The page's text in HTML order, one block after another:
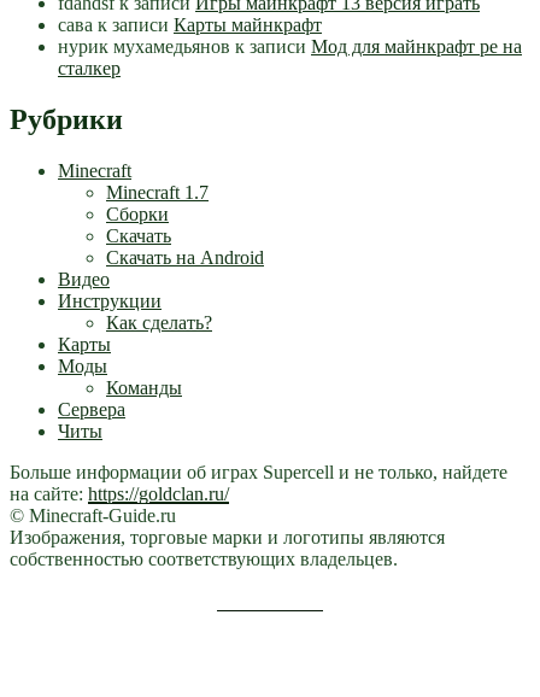
сава к записи Карты майнкрафт
нурик мухамедьянов к записи Мод для майнкрафт pe на
сталкер
Рубрики
Minecraft
Minecraft 1.7
Сборки
Скачать
Скачать на Android
Видео
Инструкции
Как сделать?
Карты
Моды
Команды
Сервера
Читы
Больше информации об играх Supercell и не только, найдете
на сайте: https://goldclan.ru/
© Minecraft-Guide.ru
Изображения, торговые марки и логотипы являются
собственностью соответствующих владельцев.